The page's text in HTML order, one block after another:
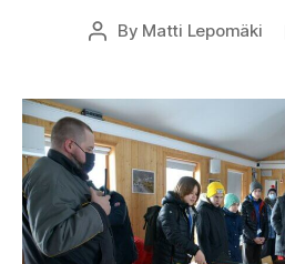
Post
By Matti Lepomäki